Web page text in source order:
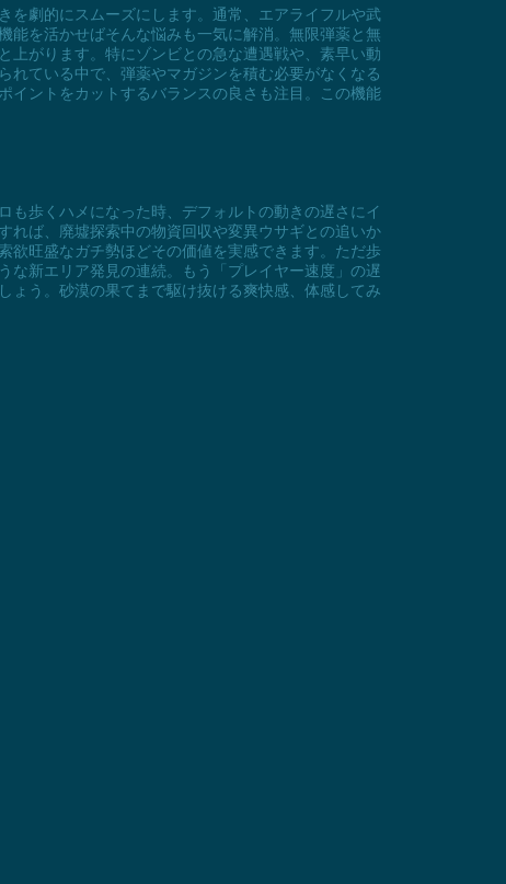
を劇的にスムーズにします。通常、エアライフルや武
能を活かせばそんな悩みも一気に解消。無限弾薬と無
上がります。特にゾンビとの急な遭遇戦や、素早い動
れている中で、弾薬やマガジンを積む必要がなくなる
イントをカットするバランスの良さも注目。この機能
歩くハメになった時、デフォルトの動きの遅さにイ
れば、廃墟探索中の物資回収や変異ウサギとの追いか
欲旺盛なガチ勢ほどその価値を実感できます。ただ歩
な新エリア発見の連続。もう「プレイヤー速度」の遅
ょう。砂漠の果てまで駆け抜ける爽快感、体感してみ